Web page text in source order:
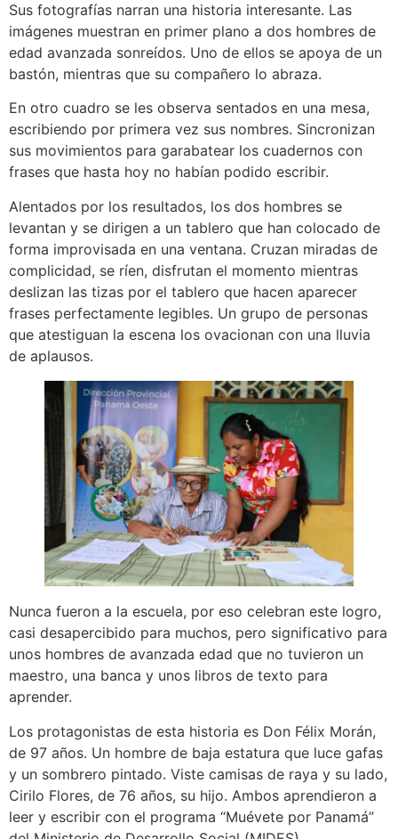
Sus fotografías narran una historia interesante. Las
imágenes muestran en primer plano a dos hombres de
edad avanzada sonreídos. Uno de ellos se apoya de un
bastón, mientras que su compañero lo abraza.
En otro cuadro se les observa sentados en una mesa,
escribiendo por primera vez sus nombres. Sincronizan
sus movimientos para garabatear los cuadernos con
frases que hasta hoy no habían podido escribir.
Alentados por los resultados, los dos hombres se
levantan y se dirigen a un tablero que han colocado de
forma improvisada en una ventana. Cruzan miradas de
complicidad, se ríen, disfrutan el momento mientras
deslizan las tizas por el tablero que hacen aparecer
frases perfectamente legibles. Un grupo de personas
que atestiguan la escena los ovacionan con una lluvia
de aplausos.
Nunca fueron a la escuela, por eso celebran este logro,
casi desapercibido para muchos, pero significativo para
unos hombres de avanzada edad que no tuvieron un
maestro, una banca y unos libros de texto para
aprender.
Los protagonistas de esta historia es Don Félix Morán,
de 97 años. Un hombre de baja estatura que luce gafas
y un sombrero pintado. Viste camisas de raya y su lado,
Cirilo Flores, de 76 años, su hijo. Ambos aprendieron a
leer y escribir con el programa “Muévete por Panamá”